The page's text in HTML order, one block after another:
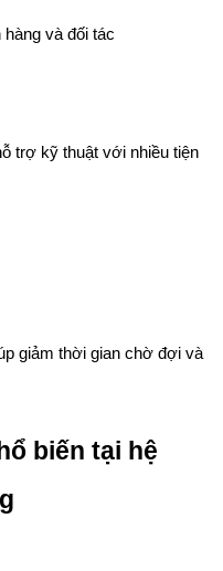
và đối tác
trợ kỹ thuật với nhiều tiện
giảm thời gian chờ đợi và
biến tại hệ